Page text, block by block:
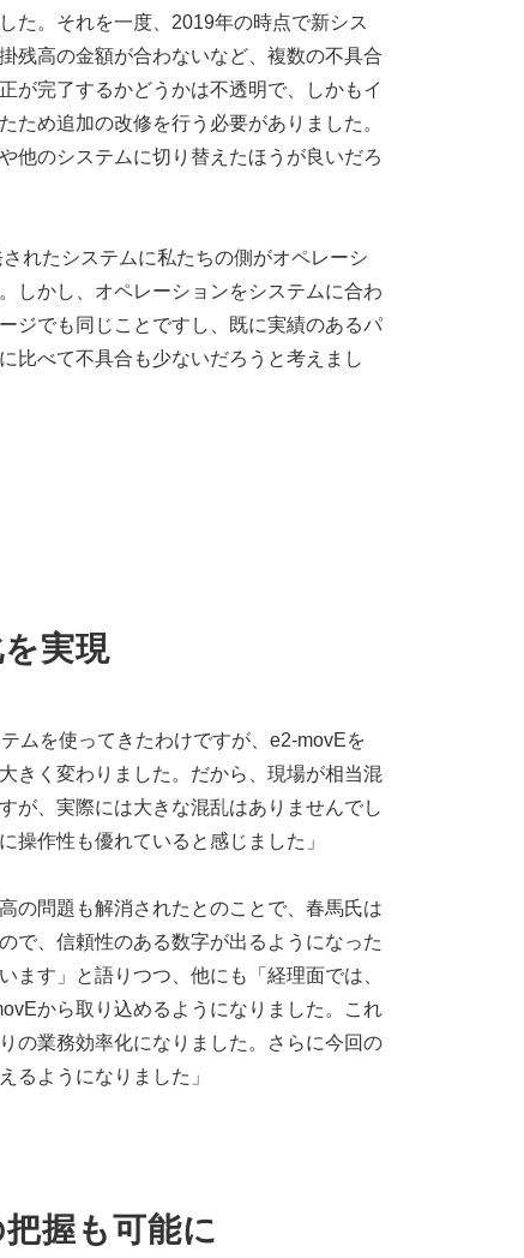
た。それを一度、2019年の時点で新シス
残高の金額が合わないなど、複数の不具合
が完了するかどうかは不透明で、しかもイ
ため追加の改修を行う必要がありました。
他のシステムに切り替えたほうが良いだろ
れたシステムに私たちの側がオペレーシ
しかし、オペレーションをシステムに合わ
ジでも同じことですし、既に実績のあるパ
比べて不具合も少ないだろうと考えまし
実現
ムを使ってきたわけですが、e2-movEを
きく変わりました。だから、現場が相当混
が、実際には大きな混乱はありませんでし
操作性も優れていると感じました」
の問題も解消されたとのことで、春馬氏は
で、信頼性のある数字が出るようになった
ます」と語りつつ、他にも「経理面では、
から取り込めるようになりました。これ
の業務効率化になりました。さらに今回の
るようになりました」
握も可能に